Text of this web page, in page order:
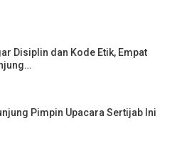
Disiplin dan Kode Etik, Empat
Pimpin Upacara Sertijab Ini